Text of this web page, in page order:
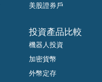
美股證券戶
投資產品比較
機器人投資
加密貨幣
外幣定存